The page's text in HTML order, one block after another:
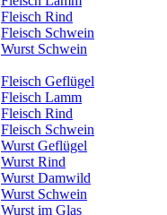
Fleisch Rind
Fleisch Schwein
Wurst Schwein
Fleisch Geflügel
Fleisch Lamm
Fleisch Rind
Fleisch Schwein
Wurst Geflügel
Wurst Rind
Wurst Damwild
Wurst Schwein
Wurst im Glas